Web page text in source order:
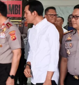
asap hitam
Tak lama
dan